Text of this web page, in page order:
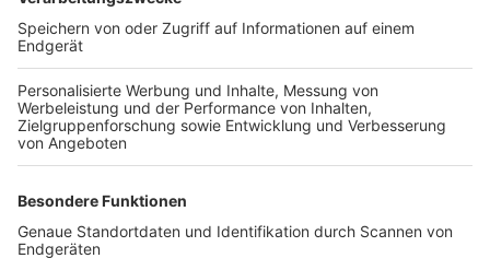
TOP-VEREINE
TOP-PARTNER